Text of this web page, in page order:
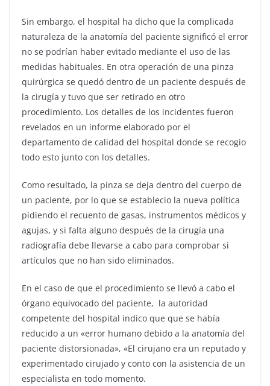
Sin embargo, el hospital ha dicho que la complicada
naturaleza de la anatomía del paciente significó el error
no se podrían haber evitado mediante el uso de las
medidas habituales. En otra operación de una pinza
quirúrgica se quedó dentro de un paciente después de
la cirugía y tuvo que ser retirado en otro
procedimiento. Los detalles de los incidentes fueron
revelados en un informe elaborado por el
departamento de calidad del hospital donde se recogio
todo esto junto con los detalles.
Como resultado, la pinza se deja dentro del cuerpo de
un paciente, por lo que se establecio la nueva política
pidiendo el recuento de gasas, instrumentos médicos y
agujas, y si falta alguno después de la cirugía una
radiografía debe llevarse a cabo para comprobar si
artículos que no han sido eliminados.
En el caso de que el procedimiento se llevó a cabo el
órgano equivocado del paciente, la autoridad
competente del hospital indico que que se había
reducido a un «error humano debido a la anatomía del
paciente distorsionada», «El cirujano era un reputado y
experimentado cirujado y conto con la asistencia de un
especialista en todo momento.